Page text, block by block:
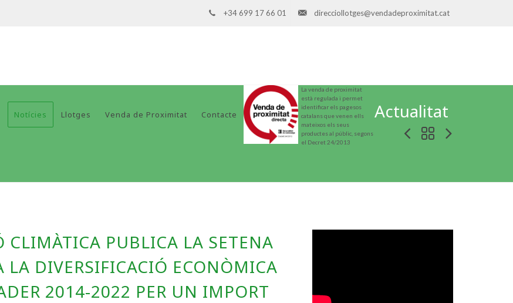
+34 699 17 66 01 direcciollotges@vendadeproximitat.cat
Notícies Llotges Venda de Proximitat Contacte
La venda de proximitat
està regulada i permet
identificar els pagesos
catalans que venen ells
mateixos els seus
productes al públic, segons
el Decret 24/2013
Actualitat
CLIMÀTICA PUBLICA LA SETENA
LA DIVERSIFICACIÓ ECONÒMICA
2014-2022 PER UN IMPORT